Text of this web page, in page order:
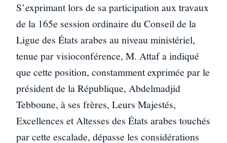
S’exprimant lors de sa participation aux travaux
de la 165e session ordinaire du Conseil de la
Ligue des États arabes au niveau ministériel,
tenue par visioconférence, M. Attaf a indiqué
que cette position, constamment exprimée par le
président de la République, Abdelmadjid
Tebboune, à ses frères, Leurs Majestés,
Excellences et Altesses des États arabes touchés
par cette escalade, dépasse les considérations